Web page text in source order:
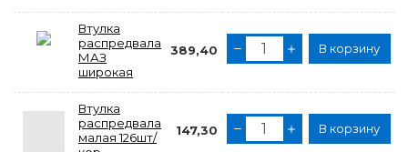
Втулка
распредвала
МАЗ
широкая
389,40 В корзину
Втулка
распредвала
малая 126шт/
147,30 В корзину